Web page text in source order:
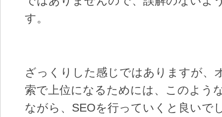
す。
ざっくりした感じではありますが、
索で上位になるためには、このよう
ながら、SEOを行っていくと良いで